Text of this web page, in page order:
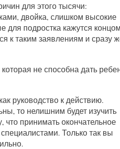
для этого тысячи:
двойка, слишком высокие
для подростка кажутся концом
к таким заявлениям и сразу
не способна дать
руководство к действию.
то нелишним будет изучить
принимать окончательное
Только так вы